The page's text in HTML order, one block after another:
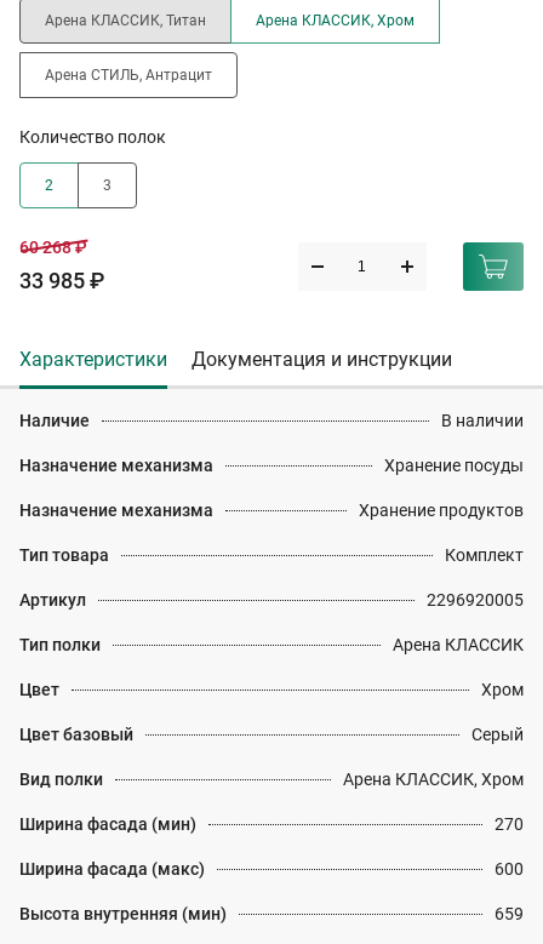
Арена КЛАССИК, Титан Арена КЛАССИК, Хром
Арена СТИЛЬ, Антрацит
Количество полок
2 3
60 268 ₽
33 985 ₽
Характеристики Документация и инструкции
Наличие В наличии
Назначение механизма Хранение посуды
Назначение механизма Хранение продуктов
Тип товара Комплект
Артикул 2296920005
Тип полки Арена КЛАССИК
Цвет Хром
Цвет базовый Серый
Вид полки Арена КЛАССИК, Хром
Ширина фасада (мин) 270
Ширина фасада (макс) 600
Высота внутренняя (мин) 659